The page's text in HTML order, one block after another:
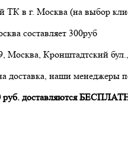
в г. Москва (на выбор
составляет 300руб
Москва, Кронштадтский
наши менеджеры
руб. доставляются